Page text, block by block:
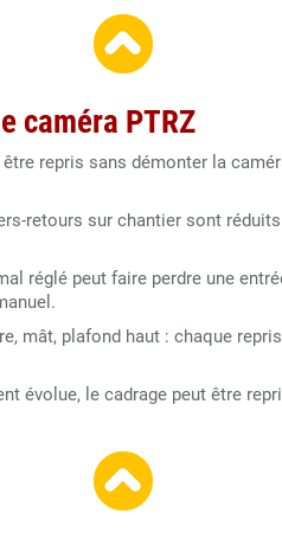
caméra PTRZ
être repris sans démonter la
retours sur chantier sont
réglé peut faire perdre une
mât, plafond haut : chaque
évolue, le cadrage peut être